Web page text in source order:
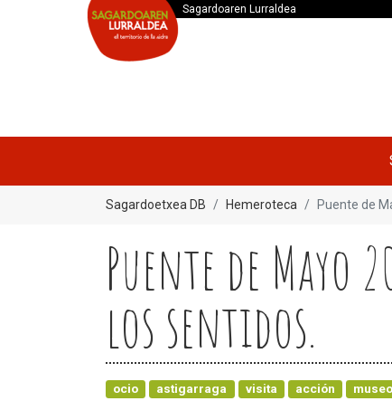
Sagardoaren Lurraldea
Sagardoetxea DB Hemeroteca Puente de
Puente de Mayo
los sentidos.
ocio astigarraga visita acción museo